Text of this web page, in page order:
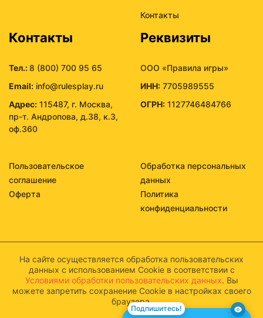
Контакты
Контакты
Тел.:8 (800) 700 95 65
Email: info@rulesplay.ru
Адрес: 115487, г. Москва,
пр-т. Андропова, д.38, к.3,
оф.360
Реквизиты
ООО «Правила игры»
ИНН: 7705989555
ОГРН: 1127746484766
Пользовательское
соглашение
Обработка персональных
данных
Оферта
Политика
конфиденциальности
На сайте осуществляется обработка пользовательских
данных с использованием Cookie в соответствии с
Условиями обработки пользовательских данных. Вы
можете запретить сохранение Cookie в настройках своего
браузера.
Подпишитесь!